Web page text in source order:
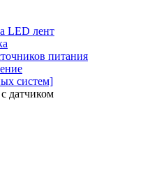
LED лент
питания
систем]
датчиком